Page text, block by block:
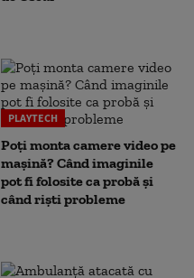
PLAYTECH
Poți monta camere video pe
mașină? Când imaginile
pot fi folosite ca probă și
când riști probleme